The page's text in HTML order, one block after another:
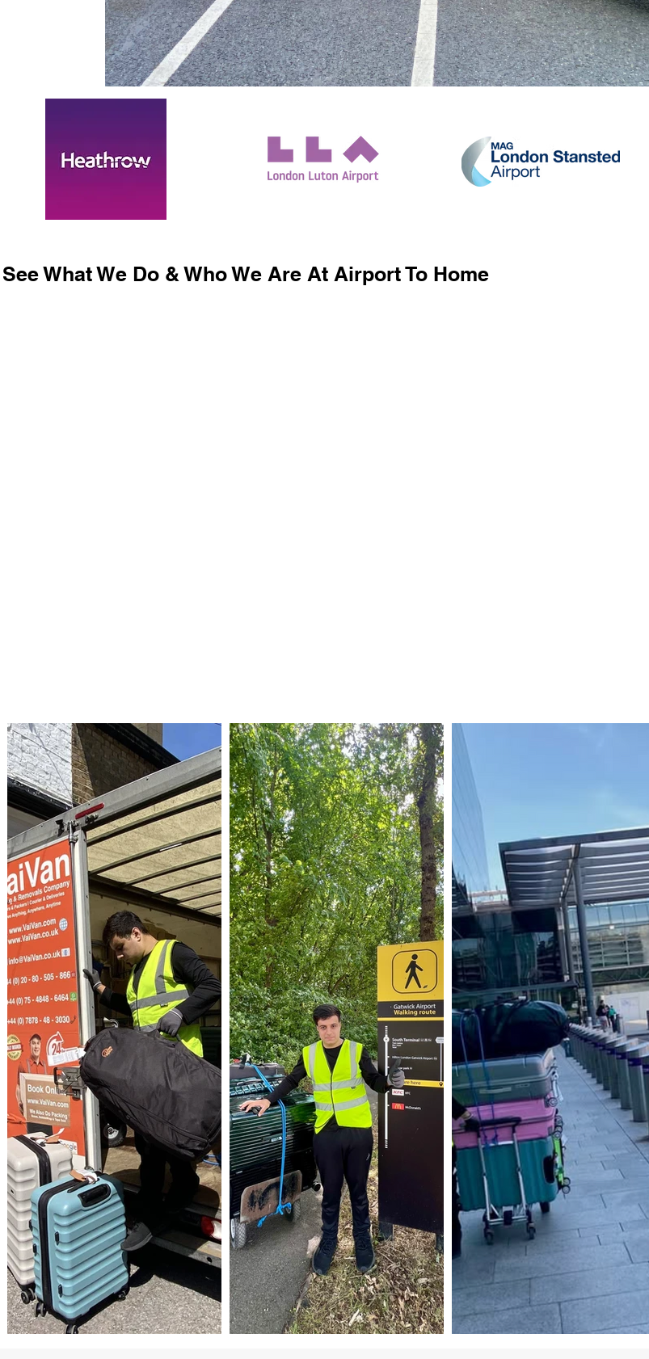
What We Do & Who We Are At Airport To Home